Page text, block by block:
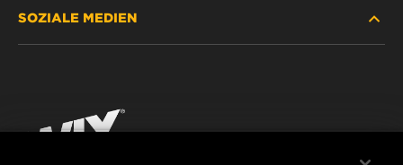
HÄNDLERSUCHE
KONTAKT
IMPRESSUM
SOZIALE MEDIEN
YouTube